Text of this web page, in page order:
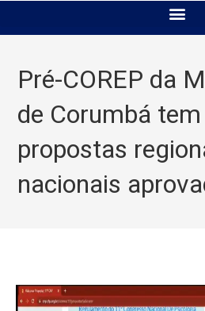
Pré-COREP da
de Corumbá
propostas
nacionais